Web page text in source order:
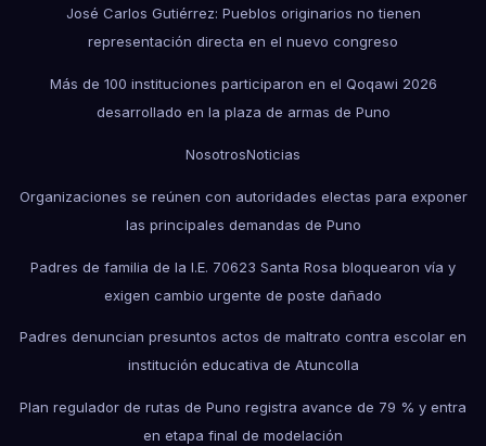
José Carlos Gutiérrez: Pueblos originarios no tienen
representación directa en el nuevo congreso
Más de 100 instituciones participaron en el Qoqawi 2026
desarrollado en la plaza de armas de Puno
NosotrosNoticias
Organizaciones se reúnen con autoridades electas para exponer
las principales demandas de Puno
Padres de familia de la I.E. 70623 Santa Rosa bloquearon vía y
exigen cambio urgente de poste dañado
Padres denuncian presuntos actos de maltrato contra escolar en
institución educativa de Atuncolla
Plan regulador de rutas de Puno registra avance de 79 % y entra
en etapa final de modelación